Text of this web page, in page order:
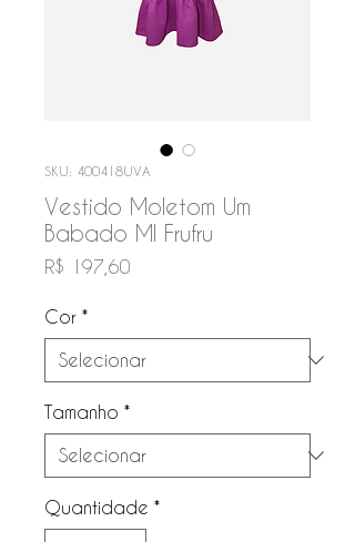
SKU: 400418UVA
Vestido Moletom Um
Babado Ml Frufru
R$ 197,60Preço
Cor *
Tamanho *
Quantidade *